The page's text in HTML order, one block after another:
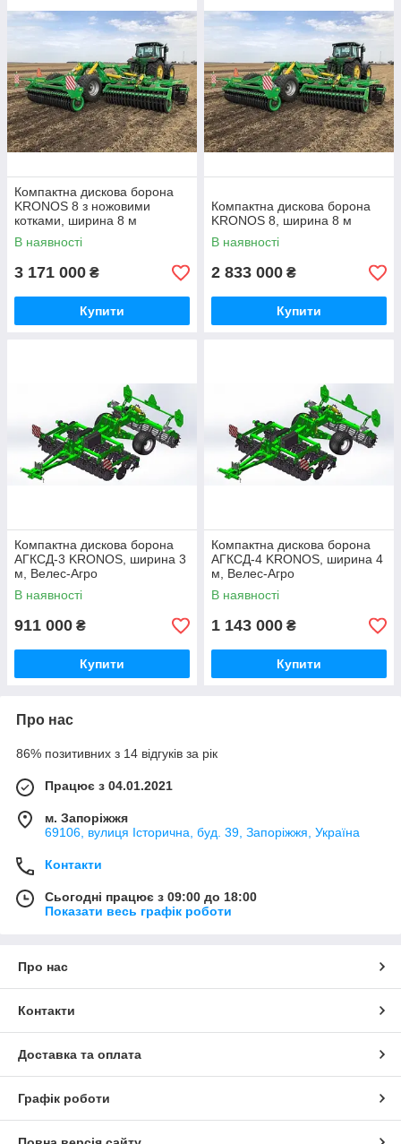
Компактна дискова борона
KRONOS 8 з ножовими
котками, ширина 8 м
В наявності
3 171 000 ₴
Купити
Компактна дискова борона
KRONOS 8, ширина 8 м
В наявності
2 833 000 ₴
Купити
Компактна дискова борона
АГКСД-3 KRONOS, ширина 3
м, Велес-Агро
В наявності
911 000 ₴
Купити
Компактна дискова борона
АГКСД-4 KRONOS, ширина 4
м, Велес-Агро
В наявності
1 143 000 ₴
Купити
Про нас
86% позитивних з 14 відгуків за рік
Працює з 04.01.2021
м. Запоріжжя
69106, вулиця Історична, буд. 39, Запоріжжя, Україна
Контакти
Сьогодні працює з 09:00 до 18:00
Показати весь графік роботи
Про нас
Контакти
Доставка та оплата
Графік роботи